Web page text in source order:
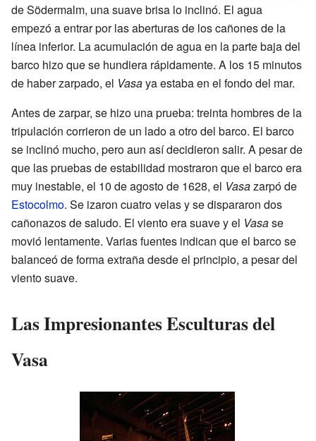
de Södermalm, una suave brisa lo inclinó. El agua
empezó a entrar por las aberturas de los cañones de la
línea inferior. La acumulación de agua en la parte baja del
barco hizo que se hundiera rápidamente. A los 15 minutos
de haber zarpado, el Vasaya estaba en el fondo del mar.
Antes de zarpar, se hizo una prueba: treinta hombres de la
tripulación corrieron de un lado a otro del barco. El barco
se inclinó mucho, pero aun así decidieron salir. A pesar de
que las pruebas de estabilidad mostraron que el barco era
muy inestable, el 10 de agosto de 1628, el Vasazarpó de
Estocolmo. Se izaron cuatro velas y se dispararon dos
cañonazos de saludo. El viento era suave y el Vasase
movió lentamente. Varias fuentes indican que el barco se
balanceó de forma extraña desde el principio, a pesar del
viento suave.
Las Impresionantes Esculturas del
Vasa